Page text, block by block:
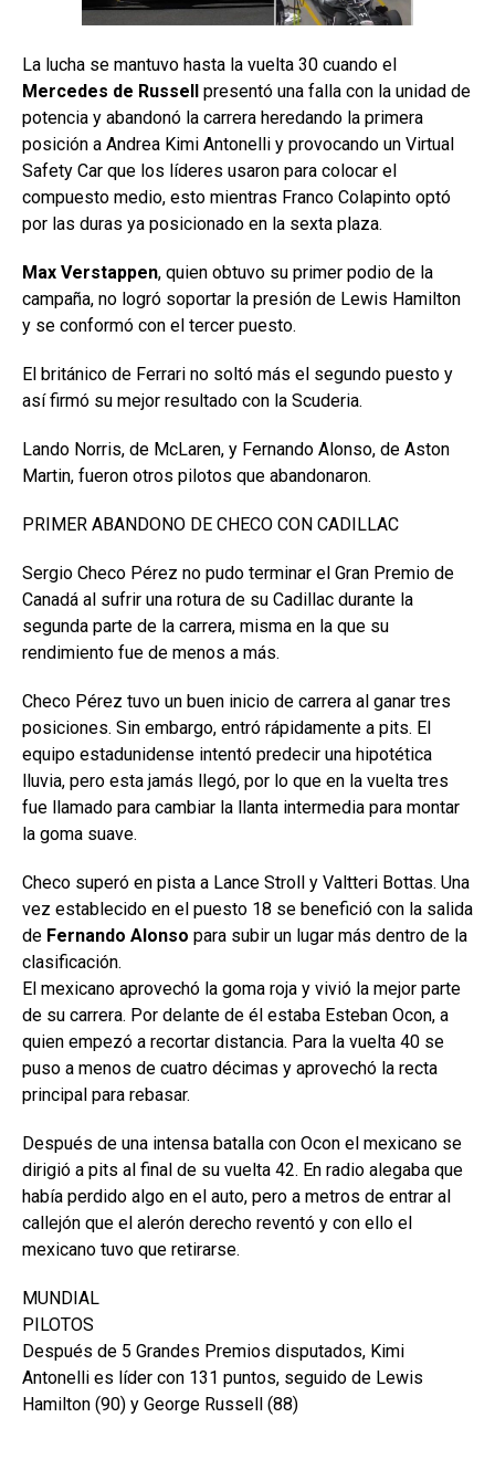
La lucha se mantuvo hasta la vuelta 30 cuando el
Mercedes de Russell
presentó una falla con la unidad de
potencia y abandonó la carrera heredando la primera
posición a Andrea Kimi Antonelli y provocando un Virtual
Safety Car que los líderes usaron para colocar el
compuesto medio, esto mientras Franco Colapinto optó
por las duras ya posicionado en la sexta plaza.
Max Verstappen, quien obtuvo su primer podio de la
campaña, no logró soportar la presión de Lewis Hamilton
y se conformó con el tercer puesto.
El británico de Ferrari no soltó más el segundo puesto y
así firmó su mejor resultado con la Scuderia.
Lando Norris, de McLaren, y Fernando Alonso, de Aston
Martin, fueron otros pilotos que abandonaron.
PRIMER ABANDONO DE CHECO CON CADILLAC
Sergio Checo Pérez no pudo terminar el Gran Premio de
Canadá al sufrir una rotura de su Cadillac durante la
segunda parte de la carrera, misma en la que su
rendimiento fue de menos a más.
Checo Pérez tuvo un buen inicio de carrera al ganar tres
posiciones. Sin embargo, entró rápidamente a pits. El
equipo estadunidense intentó predecir una hipotética
lluvia, pero esta jamás llegó, por lo que en la vuelta tres
fue llamado para cambiar la llanta intermedia para montar
la goma suave.
Checo superó en pista a Lance Stroll y Valtteri Bottas. Una
vez establecido en el puesto 18 se benefició con la salida
de Fernando Alonso para subir un lugar más dentro de la
clasificación.
El mexicano aprovechó la goma roja y vivió la mejor parte
de su carrera. Por delante de él estaba Esteban Ocon, a
quien empezó a recortar distancia. Para la vuelta 40 se
puso a menos de cuatro décimas y aprovechó la recta
principal para rebasar.
Después de una intensa batalla con Ocon el mexicano se
dirigió a pits al final de su vuelta 42. En radio alegaba que
había perdido algo en el auto, pero a metros de entrar al
callejón que el alerón derecho reventó y con ello el
mexicano tuvo que retirarse.
MUNDIAL
PILOTOS
Después de 5 Grandes Premios disputados, Kimi
Antonelli es líder con 131 puntos, seguido de Lewis
Hamilton (90) y George Russell (88)